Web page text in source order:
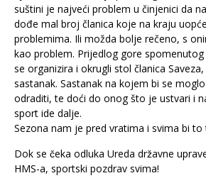
suštini je najveći problem u činjenici da
dođe mal broj članica koje na kraju
problemima. Ili možda bolje rečeno, s
kao problem. Prijedlog gore
se organizira i okrugli stol članica
sastanak. Sastanak na kojem bi se
odraditi, te doći do onog što je ustvari i
sport ide dalje.
Sezona nam je pred vratima i svima bi to
Dok se čeka odluka Ureda državne
HMS-a, sportski pozdrav svima!